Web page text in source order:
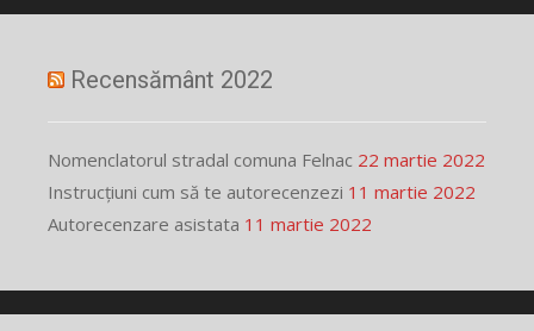
Recensământ 2022
Nomenclatorul stradal comuna Felnac 22 martie 2022
Instrucțiuni cum să te autorecenzezi 11 martie 2022
Autorecenzare asistata 11 martie 2022